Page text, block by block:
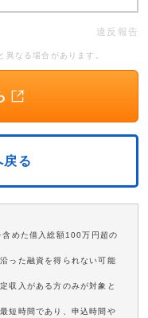
違反報告
なる場合があります。
戻る
めた借入総額100万円超の
った融資を得られない可能
収入がある方のみが対象と
短時間であり、申込時間や